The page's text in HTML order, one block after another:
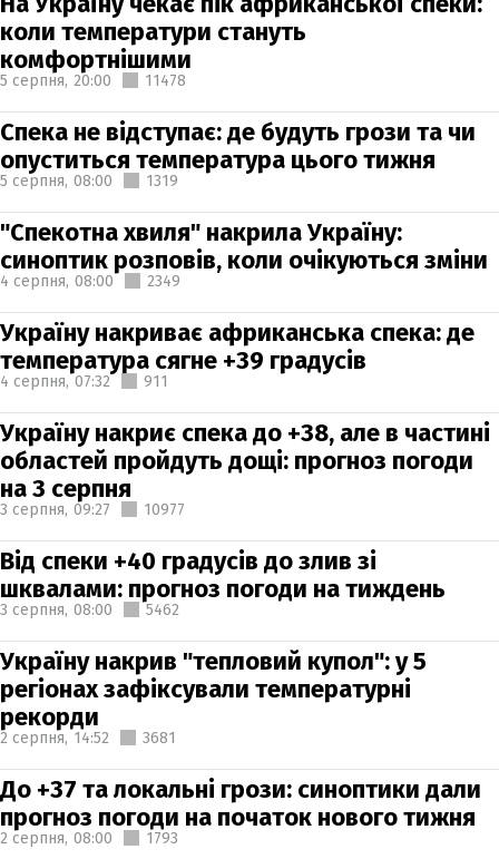
коли температури стануть
комфортнішими
5 серпня, 20:00 11478
Спека не відступає: де будуть грози та чи
опуститься температура цього тижня
5 серпня, 08:00 1319
"Спекотна хвиля" накрила Україну:
синоптик розповів, коли очікуються зміни
4 серпня, 08:00 2349
Україну накриває африканська спека: де
температура сягне +39 градусів
4 серпня, 07:32 911
Україну накриє спека до +38, але в частині
областей пройдуть дощі: прогноз погоди
на 3 серпня
3 серпня, 09:27 10977
Від спеки +40 градусів до злив зі
шквалами: прогноз погоди на тиждень
3 серпня, 08:00 5462
Україну накрив "тепловий купол": у 5
регіонах зафіксували температурні
рекорди
2 серпня, 14:52 3681
До +37 та локальні грози: синоптики дали
прогноз погоди на початок нового тижня
2 серпня, 08:00 1793